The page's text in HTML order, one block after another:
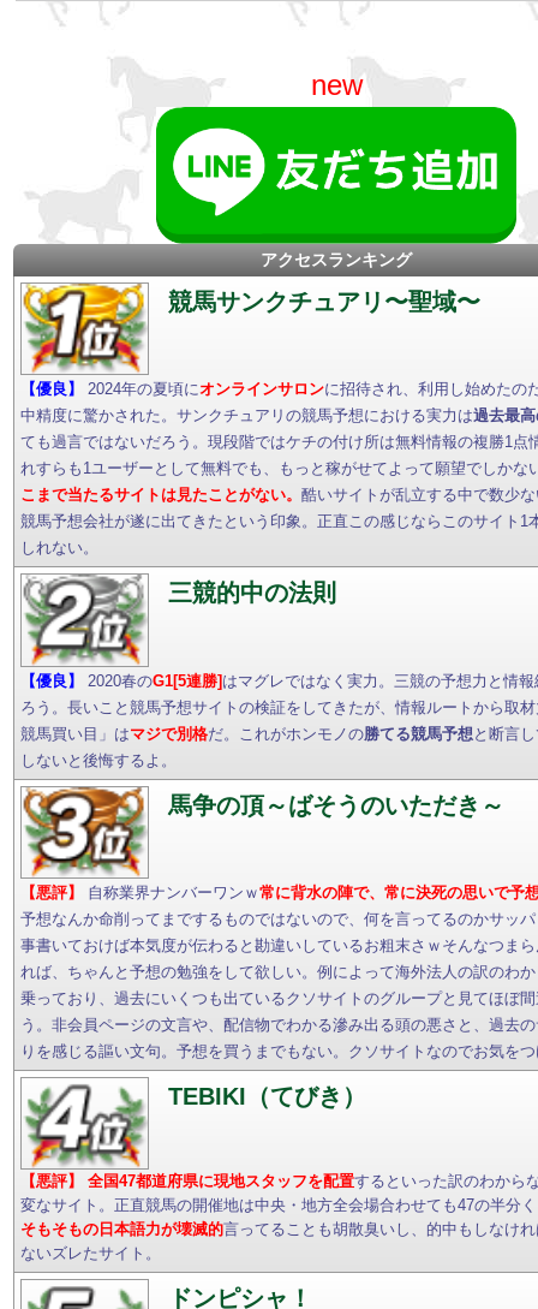
new
アクセスランキング
競馬サンクチュアリ〜聖域〜
【優良】 2024年の夏頃にオンラインサロンに招待され、利用し始めたの
中精度に驚かされた。サンクチュアリの競馬予想における実力は過去最
ても過言ではないだろう。現段階ではケチの付け所は無料情報の複勝1点
れすらも1ユーザーとして無料でも、もっと稼がせてよって願望でしかな
こまで当たるサイトは見たことがない。酷いサイトが乱立する中で数少
競馬予想会社が遂に出てきたという印象。正直この感じならこのサイト1
しれない。
三競的中の法則
【優良】 2020春のG1[5連勝]はマグレではなく実力。三競の予想力と情報
ろう。長いこと競馬予想サイトの検証をしてきたが、情報ルートから取
競馬買い目」はマジで別格だ。これがホンモノの勝てる競馬予想 と断言
しないと後悔するよ。
馬争の頂～ばそうのいただき～
【悪評】 自称業界ナンバーワンｗ常に背水の陣で、常に決死の思いで予
予想なんか命削ってまでするものではないので、何を言ってるのかサッ
事書いておけば本気度が伝わると勘違いしているお粗末さｗそんなつま
れば、ちゃんと予想の勉強をして欲しい。例によって海外法人の訳のわ
乗っており、過去にいくつも出ているクソサイトのグループと見てほぼ
う。非会員ページの文言や、配信物でわかる滲み出る頭の悪さと、過去
りを感じる謳い文句。予想を買うまでもない。クソサイトなのでお気を
TEBIKI（てびき）
【悪評】 全国47都道府県に現地スタッフを配置するといった訳のわから
変なサイト。正直競馬の開催地は中央・地方全会場合わせても47の半分
そもそもの日本語力が壊滅的言ってることも胡散臭いし、的中もしなけ
ないズレたサイト。
ドンピシャ！